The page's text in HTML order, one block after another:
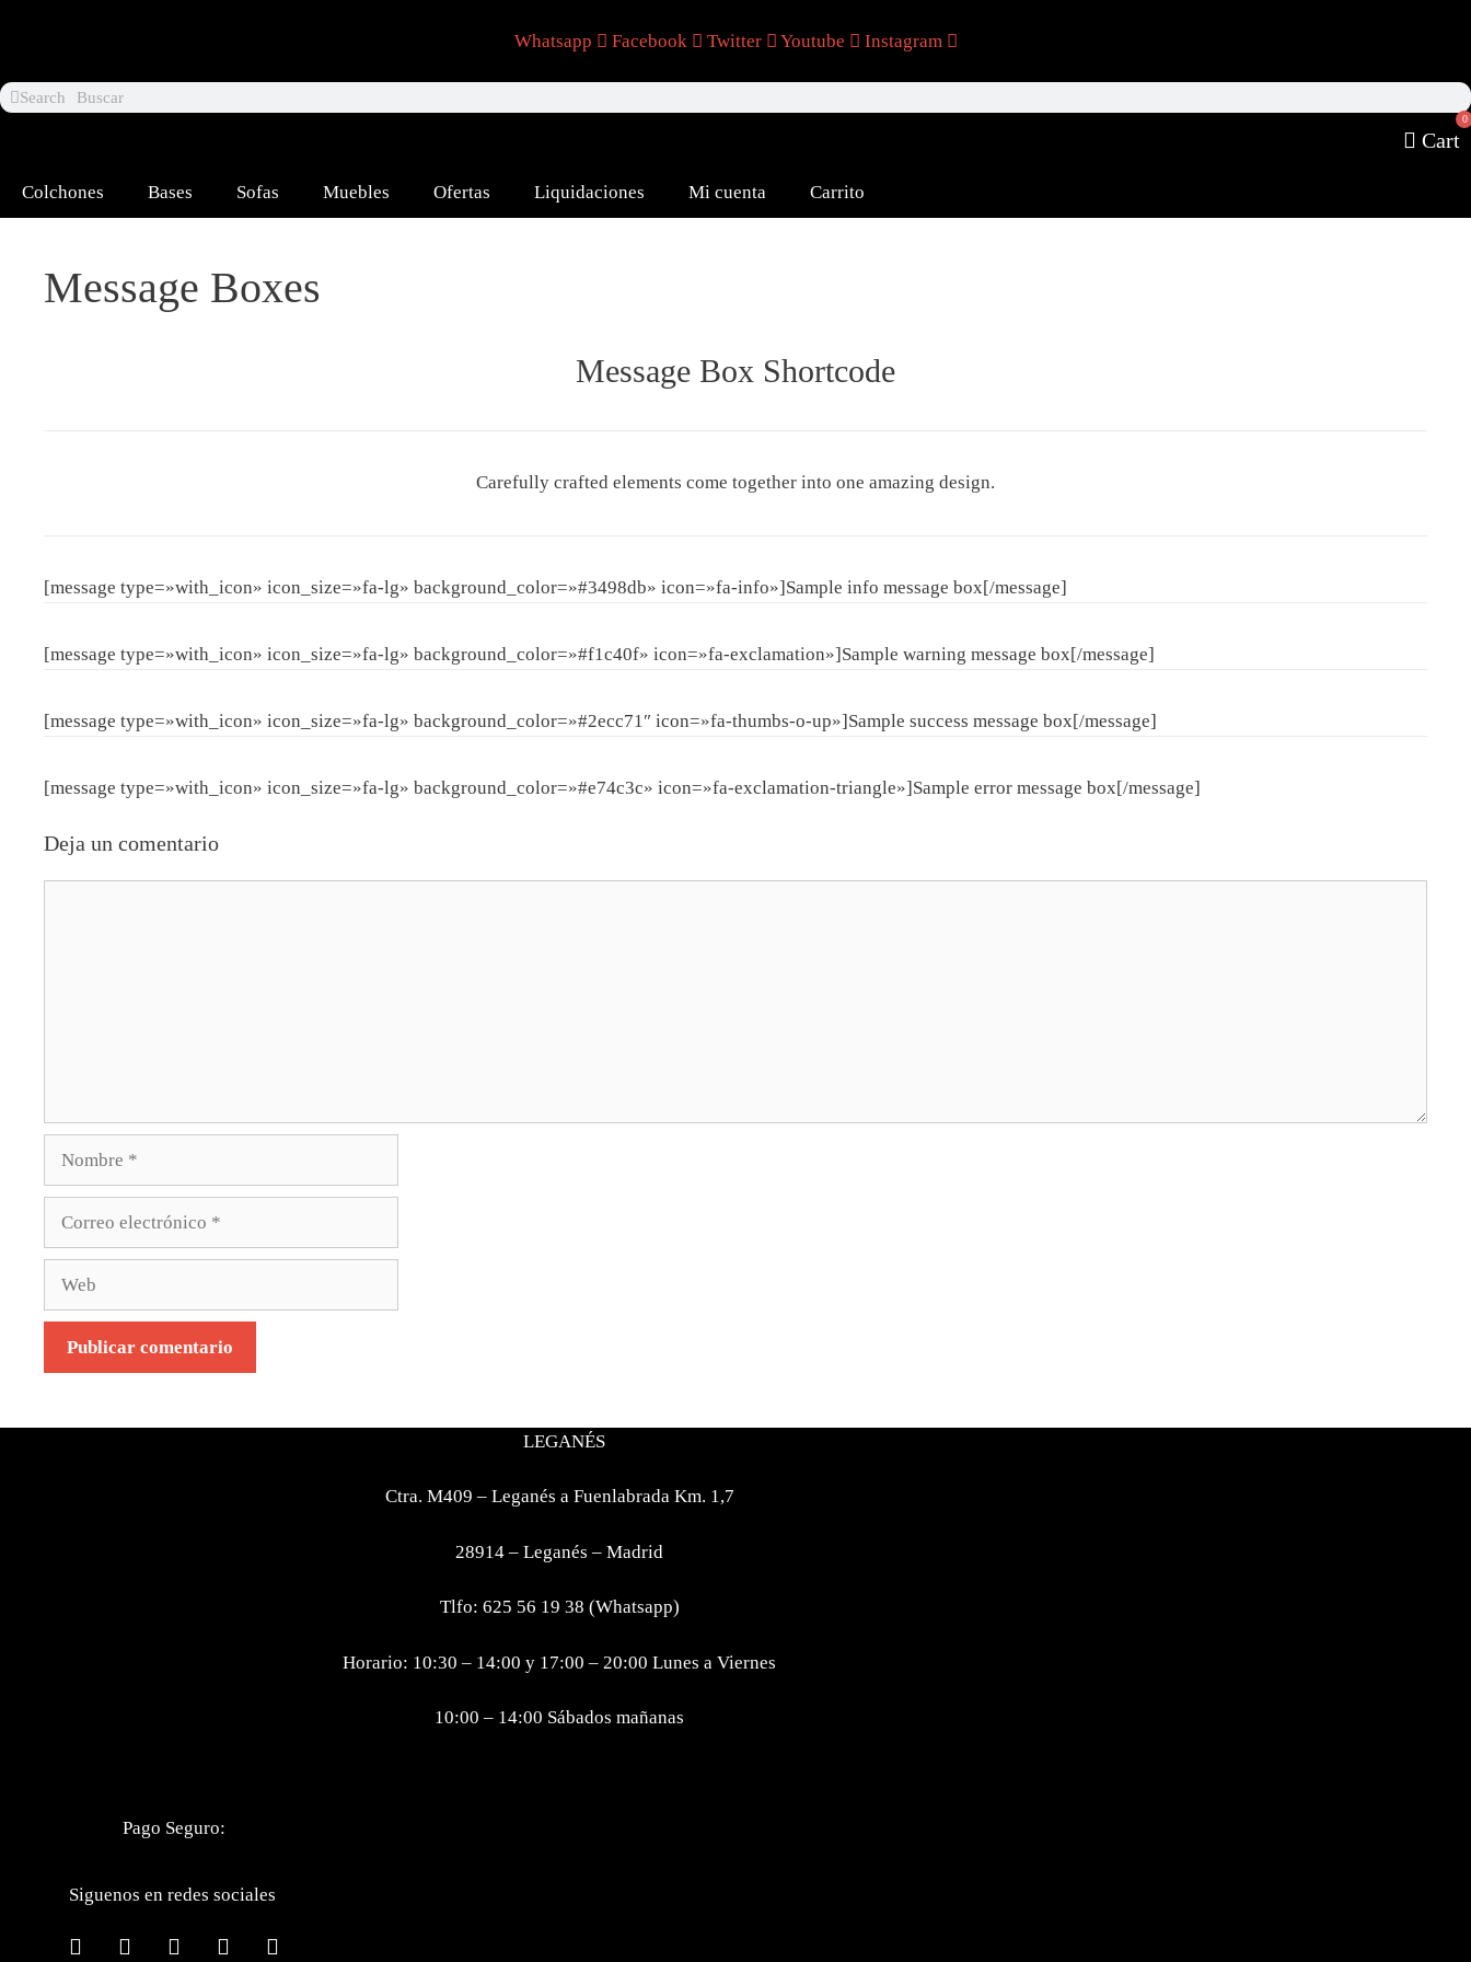
Whatsapp Facebook Twitter Youtube Instagram
Search
0
Cart
Colchones Bases Sofas Muebles Ofertas Liquidaciones Mi cuenta Carrito
Message Boxes
Message Box Shortcode
Carefully crafted elements come together into one amazing design.
[message type=»with_icon» icon_size=»fa-lg» background_color=»#3498db» icon=»fa-info»]Sample info message box[/message]
[message type=»with_icon» icon_size=»fa-lg» background_color=»#f1c40f» icon=»fa-exclamation»]Sample warning message box[/message]
[message type=»with_icon» icon_size=»fa-lg» background_color=»#2ecc71″ icon=»fa-thumbs-o-up»]Sample success message box[/message]
[message type=»with_icon» icon_size=»fa-lg» background_color=»#e74c3c» icon=»fa-exclamation-triangle»]Sample error message box[/message]
Deja un comentario
LEGANÉS
Ctra. M409 – Leganés a Fuenlabrada Km. 1,7
28914 – Leganés – Madrid
Tlfo: 625 56 19 38 (Whatsapp)
Horario: 10:30 – 14:00 y 17:00 – 20:00 Lunes a Viernes
10:00 – 14:00 Sábados mañanas
Pago Seguro:
Siguenos en redes sociales